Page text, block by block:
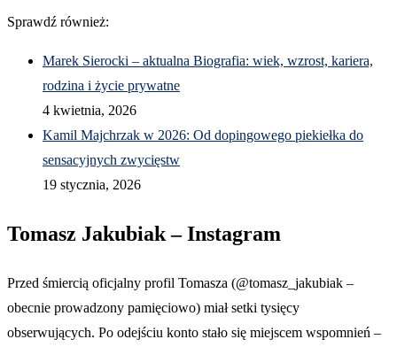
Sprawdź również:
Marek Sierocki – aktualna Biografia: wiek, wzrost, kariera,
rodzina i życie prywatne
4 kwietnia, 2026
Kamil Majchrzak w 2026: Od dopingowego piekiełka do
sensacyjnych zwycięstw
19 stycznia, 2026
Tomasz Jakubiak – Instagram
Przed śmiercią oficjalny profil Tomasza (@tomasz_jakubiak –
obecnie prowadzony pamięciowo) miał setki tysięcy
obserwujących. Po odejściu konto stało się miejscem wspomnień –